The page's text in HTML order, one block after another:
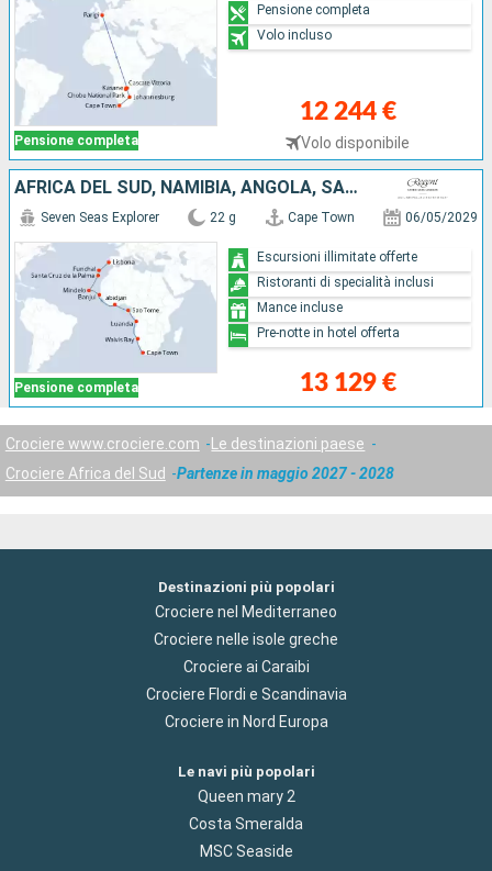
Pensione completa
12 244 €
Volo disponibile
Pensione completa
Volo incluso
AFRICA DEL SUD, NAMIBIA, ANGOLA, SAO TOMÉ ET PRINCIPE, COSTA D'AVORIO, REGNO UNITO, CAPO VERDE, MAIORCA, PORTOGALLO
Pensione completa
Seven Seas Explorer 22 g Cape Town 06/05/2029
13 129 €
Escursioni illimitate offerte
Ristoranti di specialità inclusi
Mance incluse
Pre-notte in hotel offerta
Crociere www.crociere.com
Le destinazioni paese
Crociere Africa del Sud
Partenze in maggio 2027 - 2028
Destinazioni più popolari
Crociere nel Mediterraneo
Crociere nelle isole greche
Crociere ai Caraibi
Crociere Flordi e Scandinavia
Crociere in Nord Europa
Le navi più popolari
Queen mary 2
Costa Smeralda
MSC Seaside